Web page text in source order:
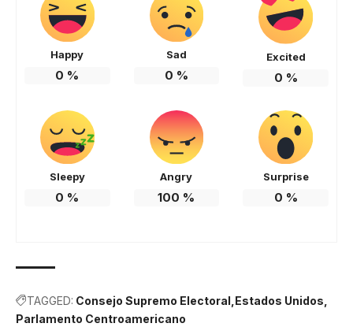
Happy
0 %
Sad
0 %
Excited
0 %
Sleepy
0 %
Angry
100 %
Surprise
0 %
TAGGED: Consejo Supremo Electoral Estados Unidos
Parlamento Centroamericano